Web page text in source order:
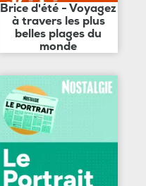
Brice d'été - Voyagez
à travers les plus
belles plages du
monde